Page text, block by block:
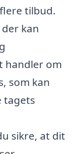
tilbud.
kan
handler om
som kan
tagets
sikre, at dit